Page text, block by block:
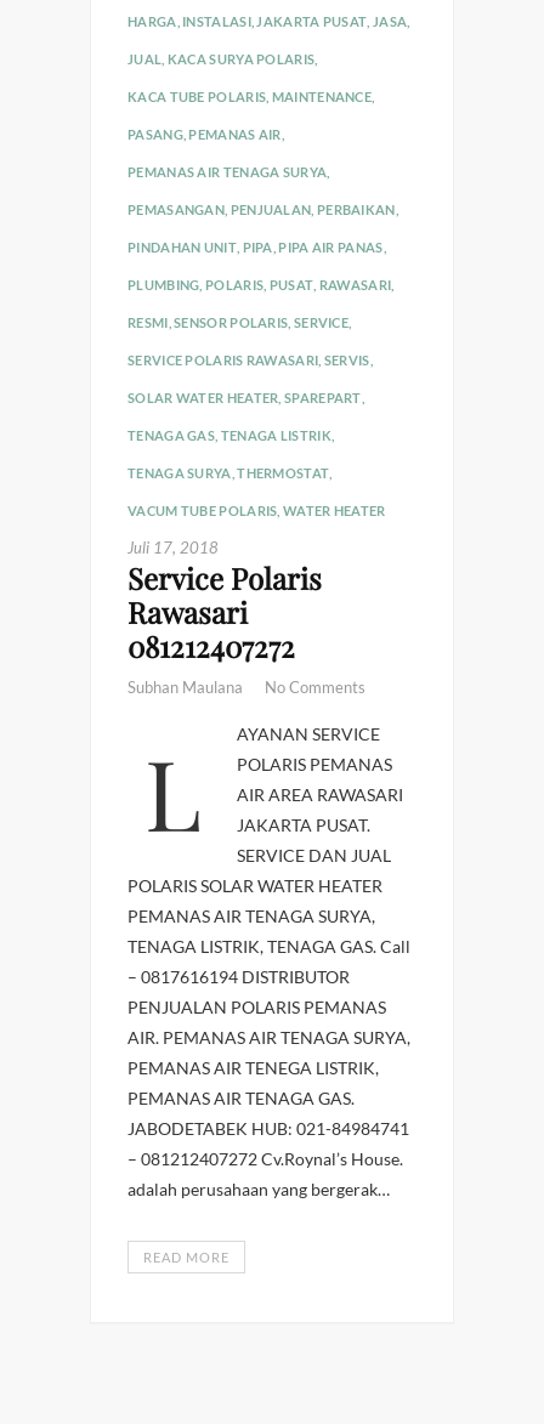
HARGA INSTALASI, JAKARTA PUSAT JASA
JUAL KACA SURYA POLARIS
KACA TUBE POLARIS MAINTENANCE
PASANG, PEMANAS AIR
PEMANAS AIR TENAGA SURYA
PEMASANGAN PENJUALAN PERBAIKAN
PINDAHAN UNIT, PIPA PIPA AIR PANAS
PLUMBING POLARIS PUSAT RAWASARI
RESMI ,SENSOR POLARIS SERVICE
SERVICE POLARIS RAWASARI SERVIS
SOLAR WATER HEATER ,SPAREPART
TENAGA GAS TENAGA LISTRIK
TENAGA SURYA ,THERMOSTAT
VACUM TUBE POLARIS ,WATER HEATER
Juli 17, 2018
Service Polaris
Rawasari
081212407272
Subhan Maulana No Comments
LAYANAN SERVICE
POLARIS PEMANAS
AIR AREA RAWASARI
JAKARTA PUSAT.
SERVICE DAN JUAL
POLARIS SOLAR WATER HEATER
PEMANAS AIR TENAGA SURYA,
TENAGA LISTRIK, TENAGA GAS. Call
– 0817616194 DISTRIBUTOR
PENJUALAN POLARIS PEMANAS
AIR. PEMANAS AIR TENAGA SURYA,
PEMANAS AIR TENEGA LISTRIK,
PEMANAS AIR TENAGA GAS.
JABODETABEK HUB: 021-84984741
– 081212407272 Cv.Roynal’s House.
adalah perusahaan yang bergerak…
READ MORE